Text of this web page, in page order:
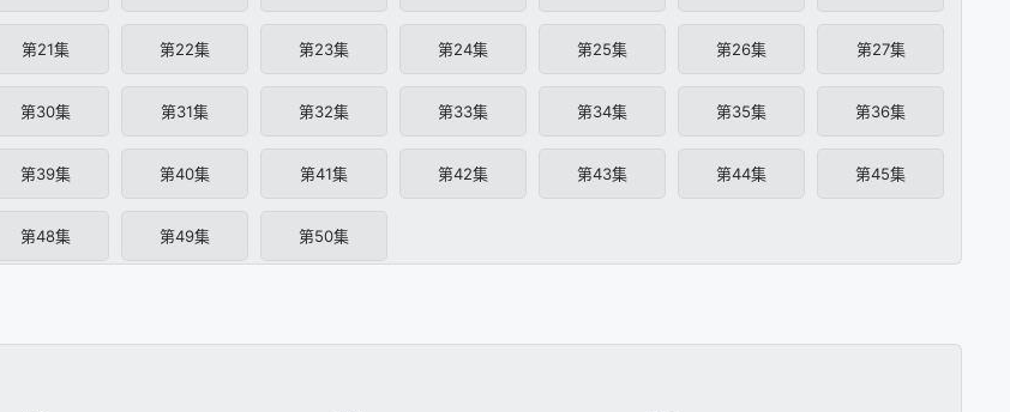
第21集 第22集 第23集 第24集 第25集 第26集 第27集
第30集 第31集 第32集 第33集 第34集 第35集 第36集
第39集 第40集 第41集 第42集 第43集 第44集 第45集
第48集 第49集 第50集